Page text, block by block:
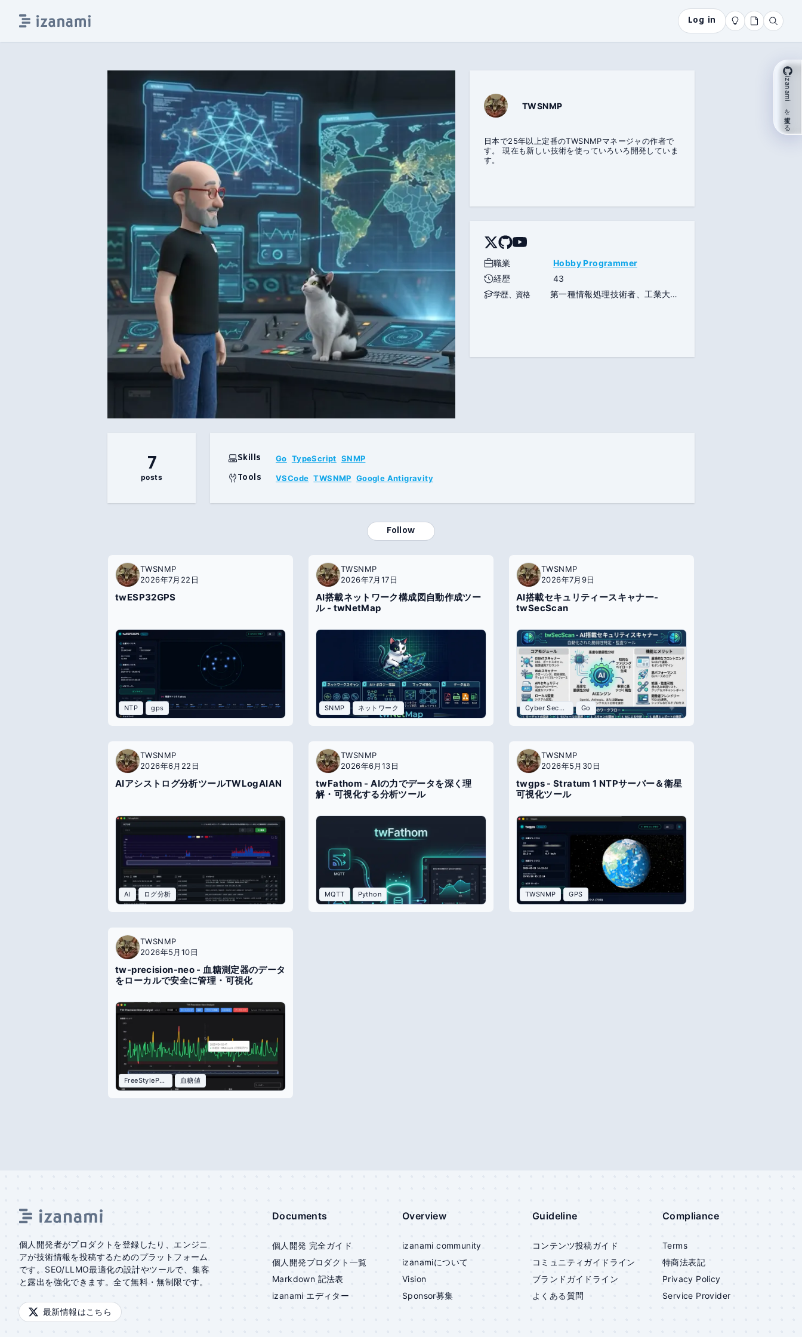
Log in
TWSNMP
日本で25年以上定番のTWSNMPマネージャの作者で
す。 現在も新しい技術を使っていろいろ開発していま
す。
職業
Hobby Programmer
経歴
43
学歴、資格
第一種情報処理技術者、工業大学
7
posts
Skills Go TypeScript SNMP
Tools VSCode TWSNMP Google Antigravity
Follow
TWSNMP
2026年7月22日
twESP32GPS
NTP gps
TWSNMP
2026年7月17日
AI搭載ネットワーク構成図自動作成ツー
ル - twNetMap
SNMP ネットワーク
TWSNMP
2026年7月9日
AI搭載セキュリティースキャナー-
twSecScan
Cyber Security Go
TWSNMP
2026年6月22日
AIアシストログ分析ツールTWLogAIAN
AI ログ分析
TWSNMP
2026年6月13日
twFathom - AIの力でデータを深く理
解・可視化する分析ツール
MQTT Python
TWSNMP
2026年5月30日
twgps - Stratum 1 NTPサーバー＆衛星
可視化ツール
TWSNMP GPS
TWSNMP
2026年5月10日
tw-precision-neo - 血糖測定器のデータ
をローカルで安全に管理・可視化
FreeStylePrecisioNeo 血糖値
個人開発者がプロダクトを登録したり、エンジニ
アが技術情報を投稿するためのプラットフォーム
です。SEO/LLMO最適化の設計やツールで、集客
と露出を強化できます。全て無料・無制限です。
最新情報はこちら
Documents
個人開発 完全ガイド
個人開発プロダクト一覧
Markdown 記法表
izanami エディター
Overview
izanami community
izanamiについて
Vision
Sponsor募集
Guideline
コンテンツ投稿ガイド
コミュニティガイドライン
ブランドガイドライン
よくある質問
Compliance
Terms
特商法表記
Privacy Policy
Service Provider
izanami を支援する